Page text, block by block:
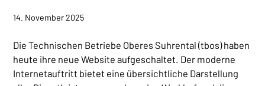
14. November 2025
Die Technischen Betriebe Oberes Suhrental (tbos) haben
heute ihre neue Website aufgeschaltet. Der moderne
Internetauftritt bietet eine übersichtliche Darstellung